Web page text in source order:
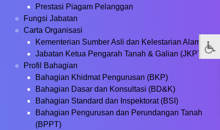
Prestasi Piagam Pelanggan
Fungsi Jabatan
Carta Organisasi
Kementerian Sumber Asli dan Kelestarian Alam
Jabatan Ketua Pengarah Tanah & Galian (JKPTG)
Profil Bahagian
Bahagian Khidmat Pengurusan (BKP)
Bahagian Dasar dan Konsultasi (BD&K)
Bahagian Standard dan Inspektorat (BSI)
Bahagian Pengurusan dan Perundangan Tanah
(BPPT)